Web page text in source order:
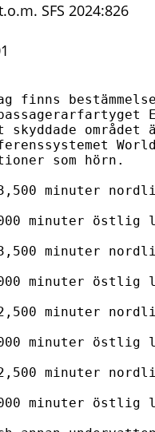
SFS 2024:826
finns
skyddade
som hörn.
minuter
minuter östlig
minuter
minuter östlig
minuter
minuter östlig
minuter
minuter östlig